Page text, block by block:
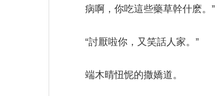
病啊，你吃這些藥草幹什麽。”
“討厭啦你，又笑話人家。”
端木晴忸怩的撒嬌道。